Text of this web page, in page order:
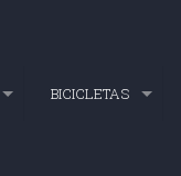
BICICLETAS